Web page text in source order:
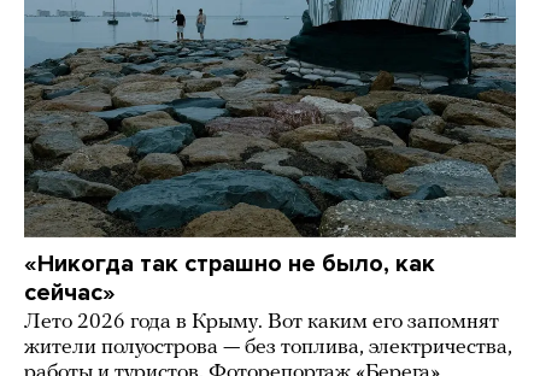
«Никогда так страшно не было, как
сейчас»
Лето 2026 года в Крыму. Вот каким его запомнят
жители полуострова — без топлива, электричества,